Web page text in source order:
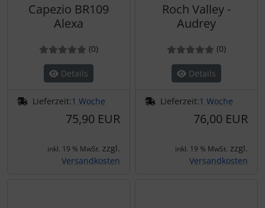
Capezio BR109
Alexa
Bewertung: 0 von 5 Sternen!
(0Bewertungen
)
Details
Lieferzeit:1 Woche
75,90 EUR
inkl. 19 % MwSt. zzgl.
Versandkosten
Roch Valley -
Audrey
Bewertung: 0 von 5
(0)
Details
Lieferzeit:1 Woche
76,00 EUR
inkl. 19 % MwSt. zzgl.
Versandkosten